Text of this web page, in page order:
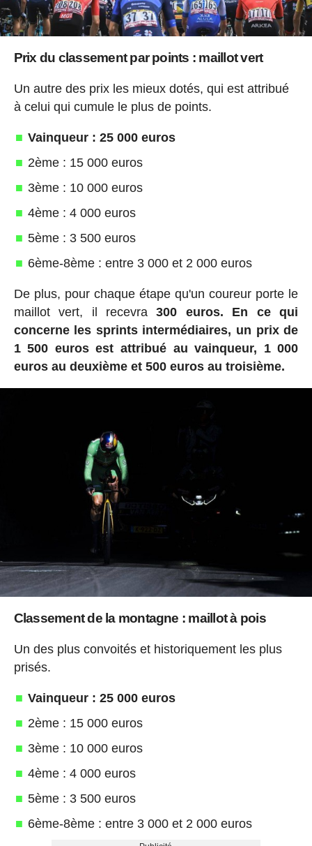
Prix du classement par points : maillot vert
Un autre des prix les mieux dotés, qui est attribué
à celui qui cumule le plus de points.
Vainqueur : 25 000 euros
2ème : 15 000 euros
3ème : 10 000 euros
4ème : 4 000 euros
5ème : 3 500 euros
6ème-8ème : entre 3 000 et 2 000 euros
De plus, pour chaque étape qu'un coureur porte le
maillot vert, il recevra300 euros.
En ce qui
concerne les sprints intermédiaires, un prix de
1 500 euros est attribué au vainqueur, 1 000
euros au deuxième et 500 euros au troisième.
Classement de la montagne : maillot à pois
Un des plus convoités et historiquement les plus
prisés.
Vainqueur : 25 000 euros
2ème : 15 000 euros
3ème : 10 000 euros
4ème : 4 000 euros
5ème : 3 500 euros
6ème-8ème : entre 3 000 et 2 000 euros